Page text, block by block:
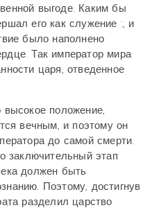
выгоде. Каким бы
его как служение :, и
было наполнено
Так император мира
царя, отведенное
положение,
вечным, и поэтому он
до самой смерти.
заключительный этап
должен быть
Поэтому, достигнув
разделил царство